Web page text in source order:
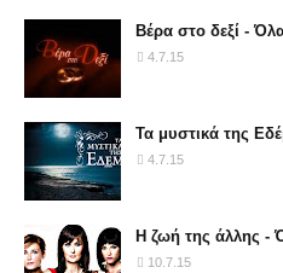
Βέρα στο δεξί -
4.7.15
Τα μυστικά της
4.7.15
Η ζωή της άλλης -
10.7.15